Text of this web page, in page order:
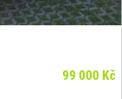
99 000 Kč